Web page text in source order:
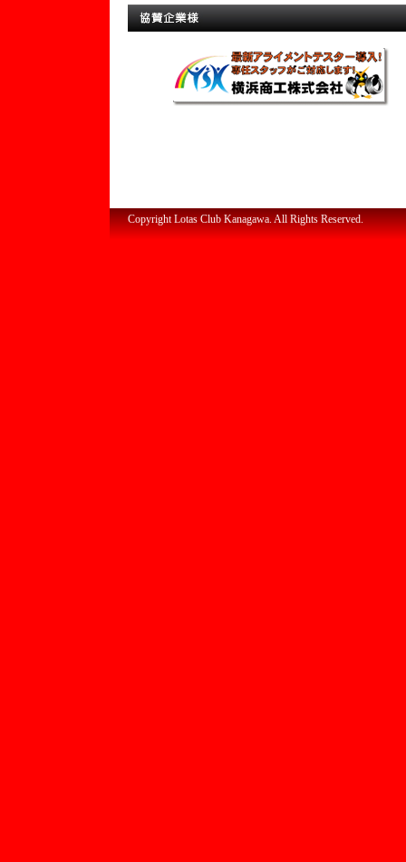
Copyright Lotas Club Kanagawa. All Rights Reserved.